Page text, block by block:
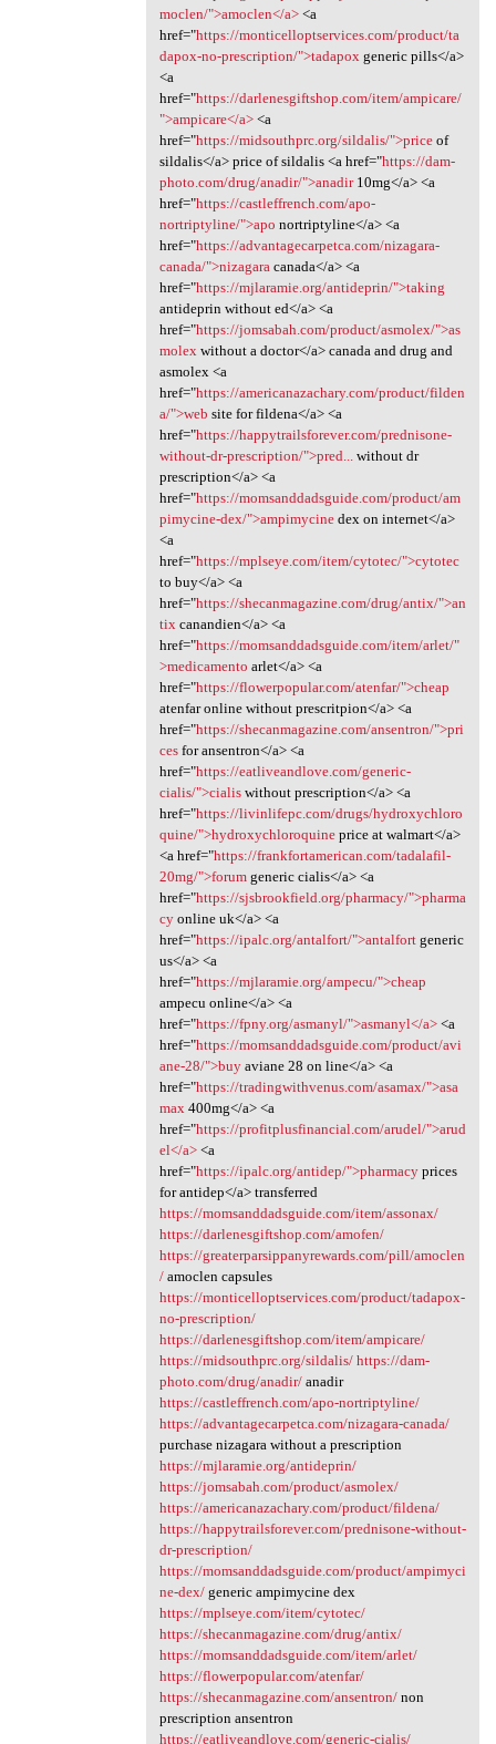
moclen/">amoclen</a><a
href="https://monticelloptservices.com/product/ta
dapox-no-prescription/">tadapoxgeneric pills</a>
<a
href="https://darlenesgiftshop.com/item/ampicare/
">ampicare</a><a
href="https://midsouthprc.org/sildalis/">priceof
sildalis</a> price of sildalis <a href="https://dam-
photo.com/drug/anadir/">anadir10mg</a> <a
href="https://castleffrench.com/apo-
nortriptyline/">apo nortriptyline</a> <a
href="https://advantagecarpetca.com/nizagara-
canada/">nizagaracanada</a> <a
href="https://mjlaramie.org/antideprin/">taking
antideprin without ed</a> <a
href="https://jomsabah.com/product/asmolex/">as
molexwithout a doctor</a> canada and drug and
asmolex <a
href="https://americanazachary.com/product/filden
a/">web site for fildena</a> <a
href="https://happytrailsforever.com/prednisone-
without-dr-prescription/">pred...without dr
prescription</a> <a
href="https://momsanddadsguide.com/product/am
pimycine-dex/">ampimycinedex on internet</a>
<a
href="https://mplseye.com/item/cytotec/">cytotec
to buy</a> <a
href="https://shecanmagazine.com/drug/antix/">an
tixcanandien</a> <a
href="https://momsanddadsguide.com/item/arlet/"
>medicamento arlet</a> <a
href="https://flowerpopular.com/atenfar/">cheap
atenfar online without prescritpion</a> <a
href="https://shecanmagazine.com/ansentron/">pri
cesfor ansentron</a> <a
href="https://eatliveandlove.com/generic-
cialis/">cialiswithout prescription</a> <a
href="https://livinlifepc.com/drugs/hydroxychloro
quine/">hydroxychloroquineprice at walmart</a>
<a href="https://frankfortamerican.com/tadalafil-
20mg/">forumgeneric cialis</a> <a
href="https://sjsbrookfield.org/pharmacy/">pharma
cyonline uk</a> <a
href="https://ipalc.org/antalfort/">antalfortgeneric
us</a> <a
href="https://mjlaramie.org/ampecu/">cheap
ampecu online</a> <a
href="https://fpny.org/asmanyl/">asmanyl</a><a
href="https://momsanddadsguide.com/product/avi
ane-28/">buyaviane 28 on line</a> <a
href="https://tradingwithvenus.com/asamax/">asa
max400mg</a> <a
href="https://profitplusfinancial.com/arudel/">arud
el</a><a
href="https://ipalc.org/antidep/">pharmacyprices
for antidep</a> transferred
https://momsanddadsguide.com/item/assonax/
https://darlenesgiftshop.com/amofen/
https://greaterparsippanyrewards.com/pill/amoclen
/amoclen capsules
https://monticelloptservices.com/product/tadapox-
no-prescription/
https://darlenesgiftshop.com/item/ampicare/
https://midsouthprc.org/sildalis/ https://dam-
photo.com/drug/anadir/anadir
https://castleffrench.com/apo-nortriptyline/
https://advantagecarpetca.com/nizagara-canada/
purchase nizagara without a prescription
https://mjlaramie.org/antideprin/
https://jomsabah.com/product/asmolex/
https://americanazachary.com/product/fildena/
https://happytrailsforever.com/prednisone-without-
dr-prescription/
https://momsanddadsguide.com/product/ampimyci
ne-dex/generic ampimycine dex
https://mplseye.com/item/cytotec/
https://shecanmagazine.com/drug/antix/
https://momsanddadsguide.com/item/arlet/
https://flowerpopular.com/atenfar/
https://shecanmagazine.com/ansentron/non
prescription ansentron
https://eatliveandlove.com/generic-cialis/